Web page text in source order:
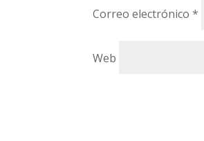
Correo electrónico*
Web